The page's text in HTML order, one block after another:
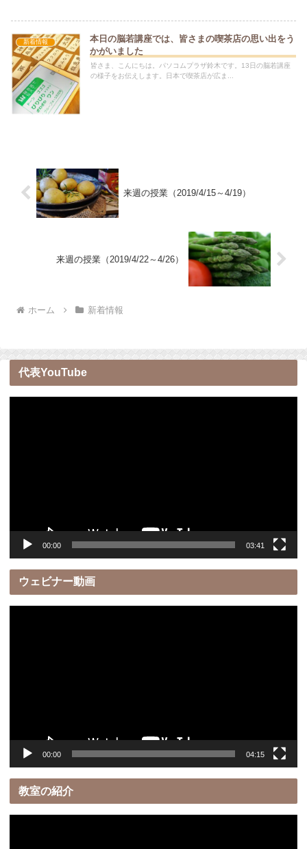
新着情報
本日の脳若講座では、皆さまの喫茶店の思い出をう
かがいました
皆さま、こんにちは。パソコムプラザ鈴木です。13日の脳若講座
の様子をお伝えします。日本で喫茶店が広ま...
来週の授業（2019/4/15～4/19）
来週の授業（2019/4/22～4/26）
ホーム 新着情報
代表YouTube
00:00 03:41
ウェビナー動画
00:00 04:15
教室の紹介